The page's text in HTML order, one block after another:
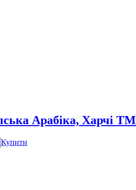
Арабіка, Харчі ТМ
Купити